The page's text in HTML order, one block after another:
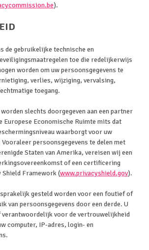
).
de gebruikelijke technische en
toe die redelijkerwijs
worden om uw persoonsgegevens te
verlies, wijziging, vervalsing,
toegang.
slechts doorgegeven aan een partner
Europese Economische Ruimte mits dat
waarborgt voor uw
persoonsgegevens te delen met
Staten van Amerika, vereisen wij een
of een certificering
Shield Framework (www.privacyshield.gov).
gesteld worden voor een foutief of
van persoonsgegevens door een derde. U
voor de vertrouwelijkheid
computer, IP-adres, login- en